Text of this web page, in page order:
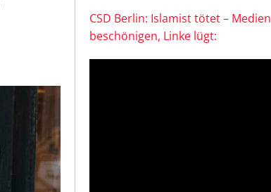
CSD Berlin: Islamist tötet – Medien
beschönigen, Linke lügt: